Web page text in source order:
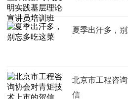
夏季出汗多，
北京市工程咨
信